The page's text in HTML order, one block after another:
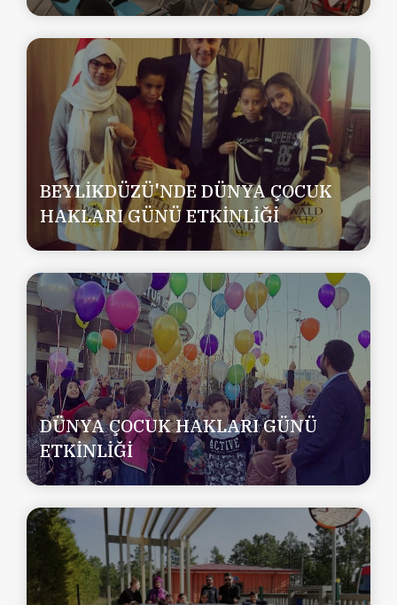
BEYLİKDÜZÜ'NDE DÜNYA ÇOCUK
HAKLARI GÜNÜ ETKİNLİĞİ
DÜNYA ÇOCUK HAKLARI GÜNÜ
ETKİNLİĞİ